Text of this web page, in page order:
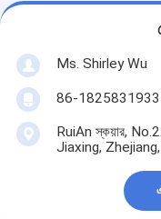
Ms. Shirley Wu
86-
RuiAn স্কয়ার,
Jiaxing, Zhejiang,